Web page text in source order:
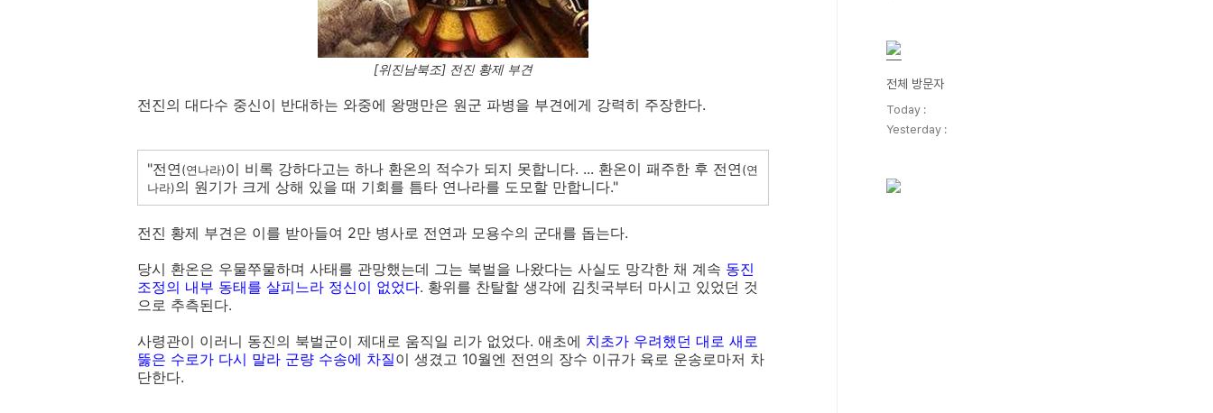
[위진남북조] 전진 황제 부견
전진의 대다수 중신이 반대하는 와중에 왕맹만은 원군 파병을 부견에게 강력히 주장한다.
"전연(연나라)이 비록 강하다고는 하나 환온의 적수가 되지 못합니다. ... 환온이 패주한 후 전연(연
나라)의 원기가 크게 상해 있을 때 기회를 틈타 연나라를 도모할 만합니다."
전진 황제 부견은 이를 받아들여 2만 병사로 전연과 모용수의 군대를 돕는다.
당시 환온은 우물쭈물하며 사태를 관망했는데 그는 북벌을 나왔다는 사실도 망각한 채 계속 동진
조정의 내부 동태를 살피느라 정신이 없었다. 황위를 찬탈할 생각에 김칫국부터 마시고 있었던 것
으로 추측된다.
사령관이 이러니 동진의 북벌군이 제대로 움직일 리가 없었다. 애초에 치초가 우려했던 대로 새로
뚫은 수로가 다시 말라 군량 수송에 차질이 생겼고 10월엔 전연의 장수 이규가 육로 운송로마저 차
단한다.
전체 방문자
Today :
Yesterday :